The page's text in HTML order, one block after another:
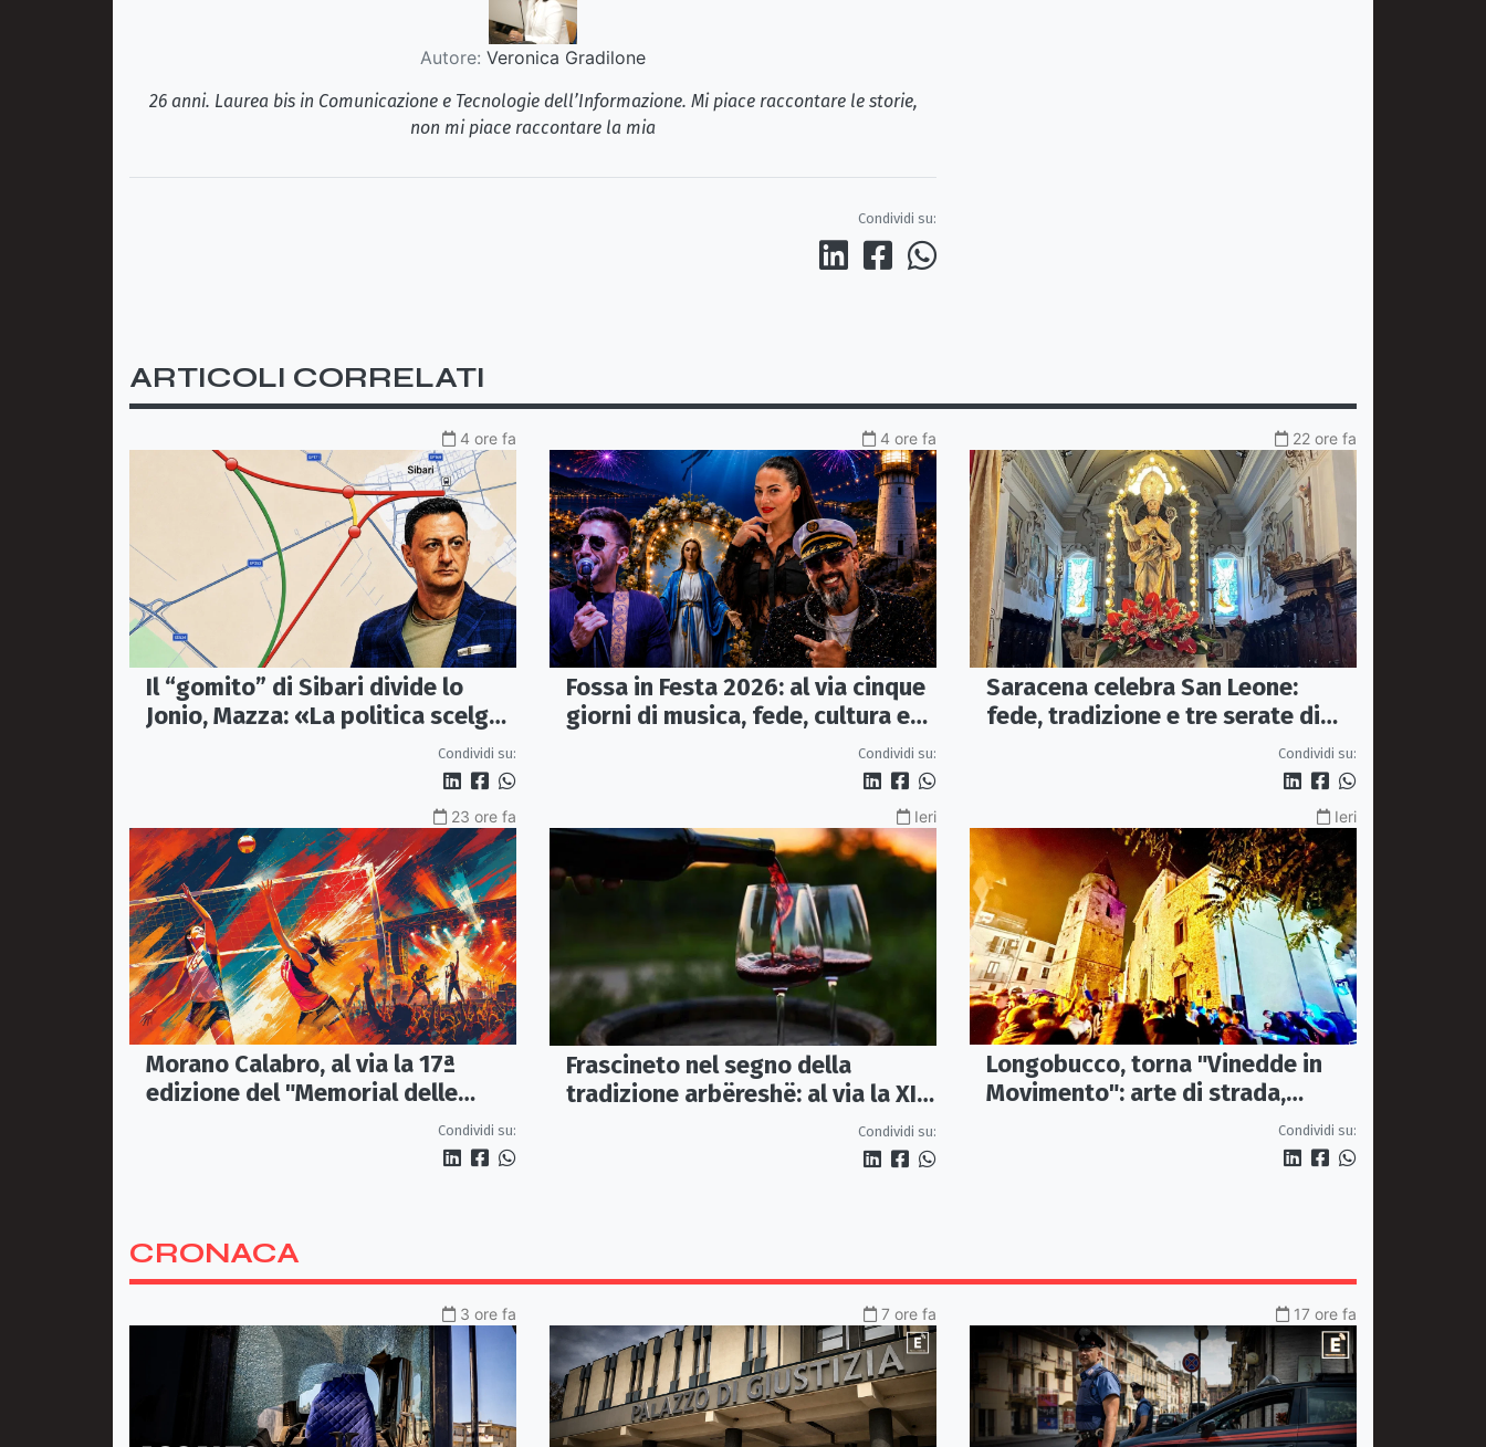
Autore: Veronica Gradilone
26 anni. Laurea bis in Comunicazione e Tecnologie dell’Informazione. Mi piace raccontare le storie,
non mi piace raccontare la mia
Condividi su:
ARTICOLI CORRELATI
4 ore fa
Il “gomito” di Sibari divide lo
Jonio, Mazza: «La politica scelga
Condividi su:
4 ore fa
Fossa in Festa 2026: al via cinque
giorni di musica, fede, cultura e
Condividi su:
22 ore fa
Saracena celebra San Leone:
fede, tradizione e tre serate di
Condividi su:
23 ore fa
Morano Calabro, al via la 17ª
edizione del "Memorial delle
Condividi su:
Ieri
Frascineto nel segno della
tradizione arbëreshë: al via la XII
edizione della Festa del VinoCondividi su:
Ieri
Longobucco, torna "Vinedde in
Movimento": arte di strada,
musica e sapori fanno rivivere il
Condividi su:
CRONACA
3 ore fa 7 ore fa 17 ore fa